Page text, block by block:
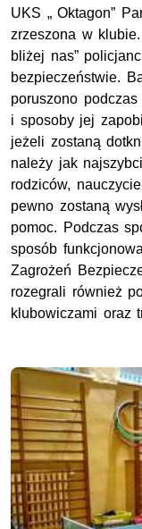
UKS „ Oktagon”
zrzeszona w
bliżej nas”
bezpieczeństwie.
poruszono
i sposoby jej
jeżeli zostaną
należy jak
rodziców,
pewno zostaną
pomoc. Podczas
sposób
Zagrożeń
rozegrali również
klubowiczami oraz